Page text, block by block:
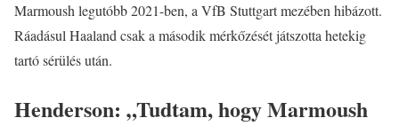
Marmoush legutóbb 2021-ben, a VfB Stuttgart mezében hibázott.
Ráadásul Haaland csak a második mérkőzését játszotta hetekig
tartó sérülés után.
Henderson: „Tudtam, hogy Marmoush